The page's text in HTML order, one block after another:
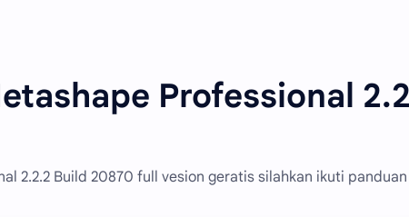
Professional
2.2.2 Build 20870 full vesion geratis silahkan ikuti panduan